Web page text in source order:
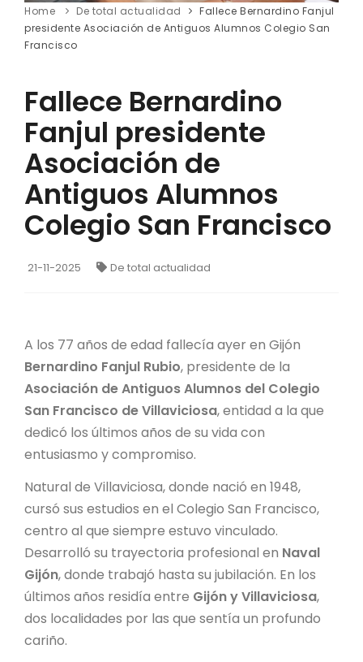
Home De total actualidad
Fallece Bernardino Fanjul
presidente Asociación de Antiguos Alumnos Colegio San
Francisco
Fallece Bernardino
Fanjul presidente
Asociación de
Antiguos Alumnos
Colegio San Francisco
21-11-2025 De total actualidad
A los 77 años de edad fallecía ayer en Gijón
Bernardino Fanjul Rubio, presidente de la
Asociación de Antiguos Alumnos del Colegio
San Francisco de Villaviciosa, entidad a la que
dedicó los últimos años de su vida con
entusiasmo y compromiso.
Natural de Villaviciosa, donde nació en 1948,
cursó sus estudios en el Colegio San Francisco,
centro al que siempre estuvo vinculado.
Desarrolló su trayectoria profesional en Naval
Gijón, donde trabajó hasta su jubilación. En los
últimos años residía entre Gijón y Villaviciosa,
dos localidades por las que sentía un profundo
cariño.